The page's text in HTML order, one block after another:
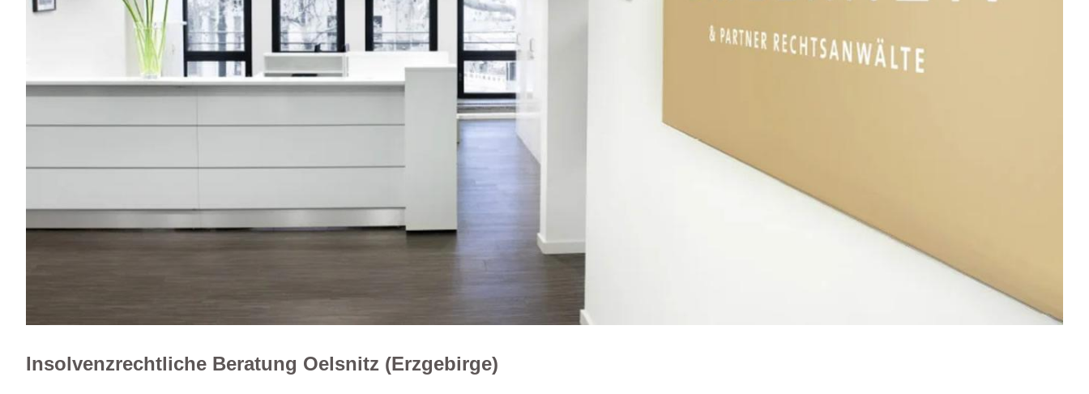
Insolvenzrechtliche Beratung Oelsnitz (Erzgebirge)